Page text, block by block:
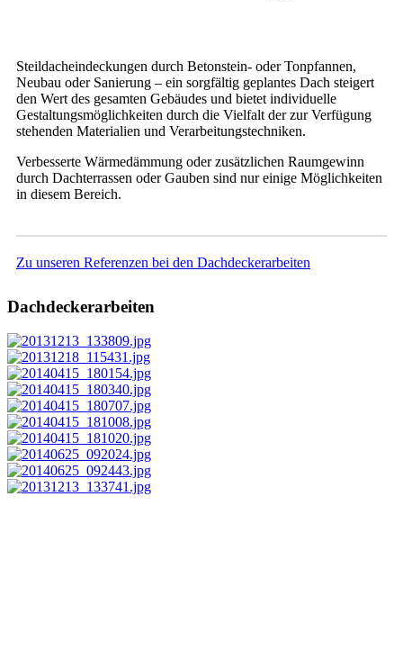
Steildacheindeckungen durch Betonstein- oder Tonpfannen,
Neubau oder Sanierung – ein sorgfältig geplantes Dach steigert
den Wert des gesamten Gebäudes und bietet individuelle
Gestaltungsmöglichkeiten durch die Vielfalt der zur Verfügung
stehenden Materialien und Verarbeitungstechniken.
Verbesserte Wärmedämmung oder zusätzlichen Raumgewinn
durch Dachterrassen oder Gauben sind nur einige Möglichkeiten
in diesem Bereich.
Zu unseren Referenzen bei den Dachdeckerarbeiten
Dachdeckerarbeiten